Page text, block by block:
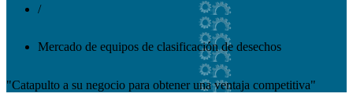
/
Mercado de equipos de clasificación de desechos
"Catapulto a su negocio para obtener una ventaja competitiva"